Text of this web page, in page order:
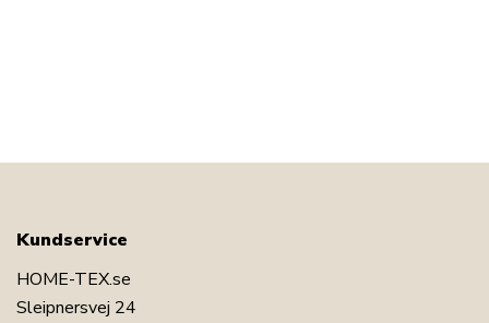
Kundservice
HOME-TEX.se
Sleipnersvej 24